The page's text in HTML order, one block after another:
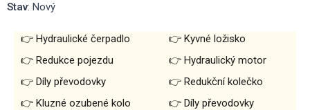
Stav: Nový
Hydraulické čerpadlo
Redukce pojezdu
Díly převodovky
Kluzné ozubené kolo
Kyvné ložisko
Hydraulický motor
Redukční kolečko
Díly převodovky